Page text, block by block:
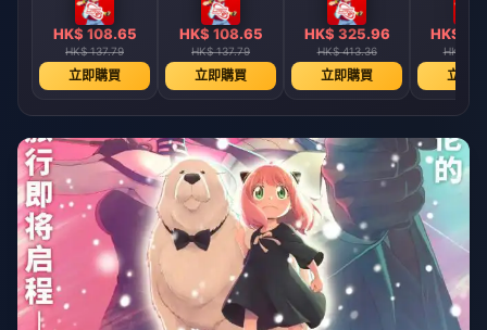
HK$ 108.65
HK$ 137.79
立即購買
HK$ 108.65
HK$ 137.79
立即購買
HK$ 325.96
HK$ 413.36
立即購買
HK$
HK$
立即